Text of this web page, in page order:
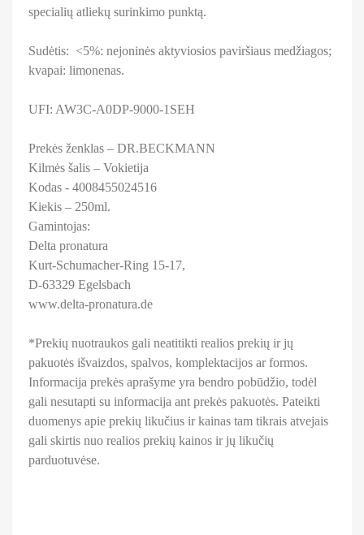
specialių atliekų surinkimo punktą.
Sudėtis: <5%: nejoninės aktyviosios paviršiaus medžiagos;
kvapai: limonenas.
UFI: AW3C-A0DP-9000-1SEH
Prekės ženklas – DR.BECKMANN
Kilmės šalis – Vokietija
Kodas - 4008455024516
Kiekis – 250ml.
Gamintojas:
Delta pronatura
Kurt-Schumacher-Ring 15-17,
D-63329 Egelsbach
www.delta-pronatura.de
*Prekių nuotraukos gali neatitikti realios prekių ir jų
pakuotės išvaizdos, spalvos, komplektacijos ar formos.
Informacija prekės aprašyme yra bendro pobūdžio, todėl
gali nesutapti su informacija ant prekės pakuotės. Pateikti
duomenys apie prekių likučius ir kainas tam tikrais atvejais
gali skirtis nuo realios prekių kainos ir jų likučių
parduotuvėse.